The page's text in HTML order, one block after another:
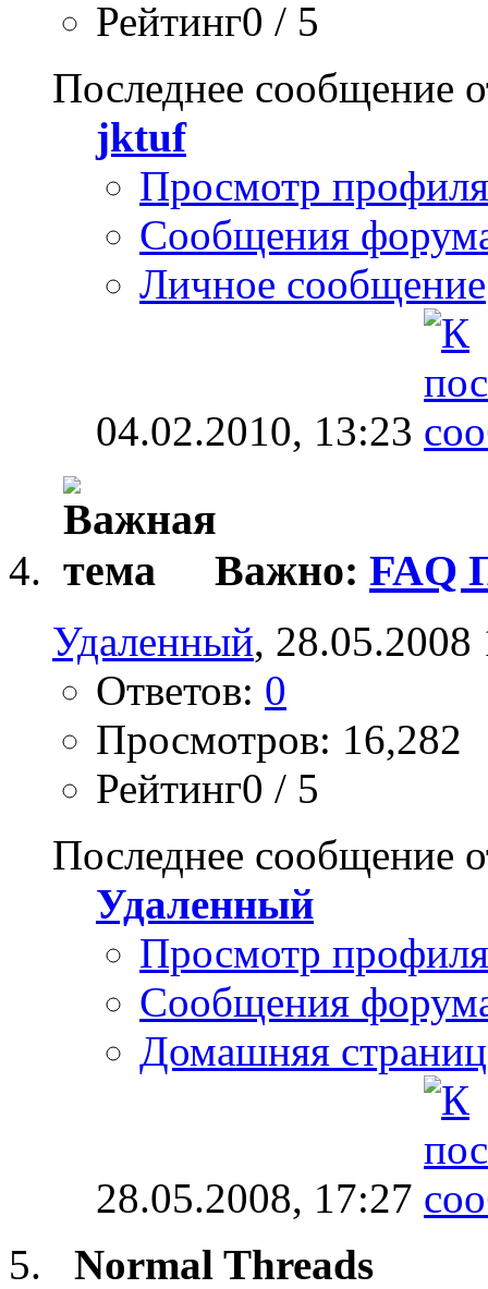
Рейтинг0 / 5
Последнее сообщение
jktuf
Просмотр профиля
Сообщения
Личное сообщение
04.02.2010, 13:23
Важно: FAQ
Удаленный, 28.05.2008
Ответов: 0
Просмотров: 16,282
Рейтинг0 / 5
Последнее сообщение
Удаленный
Просмотр профиля
Сообщения
Домашняя
28.05.2008, 17:27
Normal Threads